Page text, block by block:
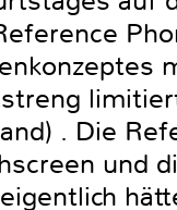
. Die
und